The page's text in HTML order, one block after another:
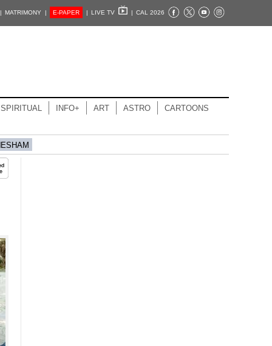
| MATRIMONY | E-PAPER | LIVE TV | CAL 2026
SPIRITUAL INFO+ ART ASTRO CARTOONS